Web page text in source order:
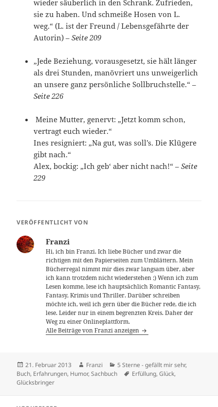
wieder säuberlich in den Schrank. Zufrieden,
sie zu haben. Und schmeiße Hosen von L.
weg.“ (L. ist der Freund / Lebensgefährte der
Autorin) –Seite 209
„Jede Beziehung, vorausgesetzt, sie hält länger
als drei Stunden, manövriert uns unweigerlich
an unsere ganz persönliche Sollbruchstelle.“ –
Seite 226
Meine Mutter, genervt: „Jetzt komm schon,
vertragt euch wieder.“
Ines resigniert: „Na gut, was soll’s. Die Klügere
gibt nach.“
Alex, bockig: „Ich geb‘ aber nicht nach!“ –Seite
229
VERÖFFENTLICHT VON
Franzi
Hi, ich bin Franzi. Ich liebe Bücher und zwar die
richtigen mit den Papierseiten zum Umblättern. Mein
Bücherregal nimmt mir dies zwar langsam über, aber
ich kann trotzdem nicht wiederstehen ;) Wenn ich zum
Lesen komme, lese ich hauptsächlich Romantic Fantasy,
Fantasy, Krimis und Thriller. Darüber schreiben
möchte ich, weil ich gern über die Bücher rede, die ich
lese. Leider nur in einem begrenzten Kreis. Daher der
Weg zu einer Onlineplattform.
Alle Beiträge von Franzi anzeigen
Veröffentlicht
am
21. Februar 2013 Autor
Franzi Kategorien
5 Sterne - gefällt mir sehr,
Buch, Erfahrungen, Humor,Sachbuch Schlagwörter
Erfüllung,Glück,
Glücksbringer